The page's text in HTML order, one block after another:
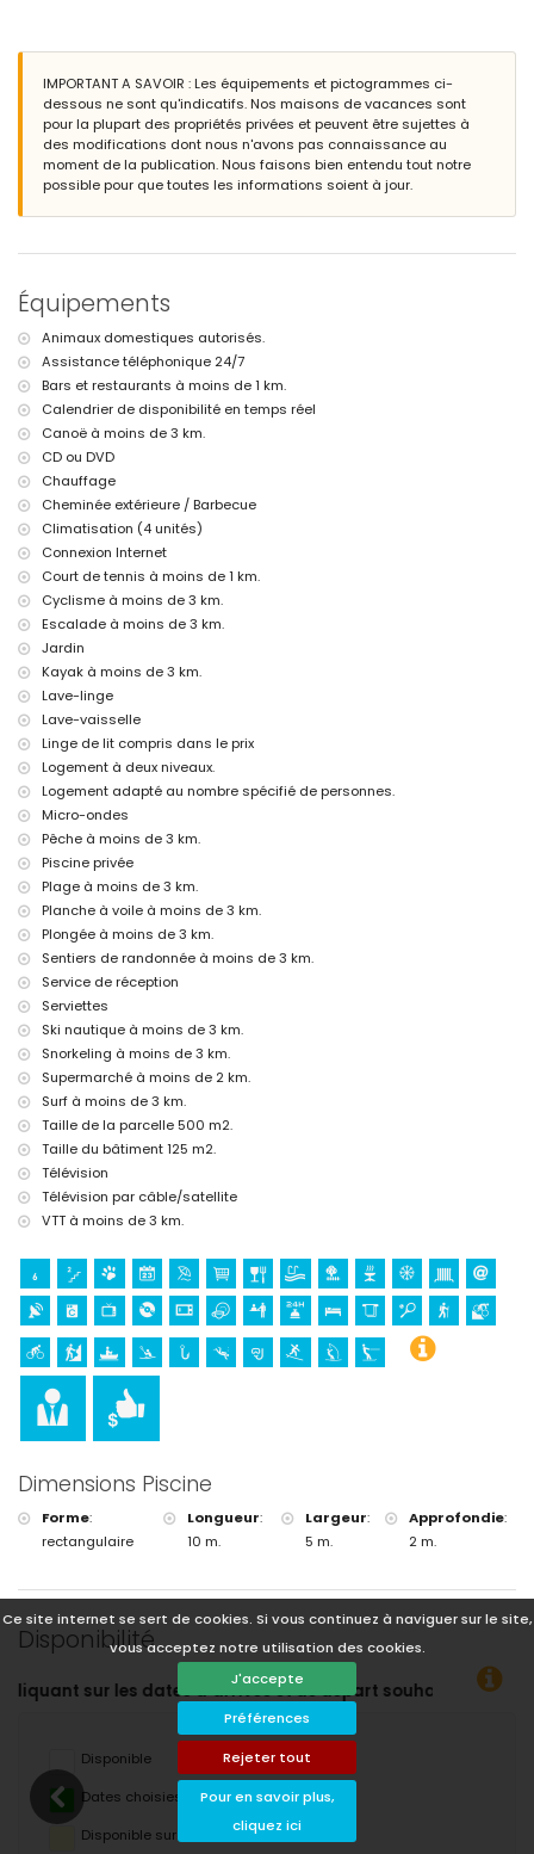
Ce site internet se sert de cookies. Si vous continuez à naviguer sur le site,
vous acceptez notre utilisation des cookies.
J'accepte
Préférences
Rejeter tout
Pour en savoir plus,
cliquez ici
Barbecue
Espace de repos extérieur et espace à manger extérieur
Place de parking commune
Informations supplémentaires
Ville la plus proche : Jávea (à moins de 10 kilomètres de la maison)
Rivière ou rive la plus proche : Méditerranée, Jávea (à moins de 3
Plage la plus proche : La Granadella, Jávea (à moins de 3 kilomètres
Port le plus proche : Duanes del Mar, Jávea (à moins de 10 kilomètres
de la maison)
Parc le plus proche : La Guardia, Jávea (à moins de 3 kilomètres de la
maison)
Aéroport le plus proche : Alicante (à moins de 100 kilomètres de la
maison)
Deuxième aéroport le plus proche : Valence (> 100 kilomètres)
Animaux de compagnie admis
L'hébergement est très adapté pour les familles avec enfants
Installations et services inclus dans le prix de location de cette
maison de vacances
Internet (WiFi)
Aspirateur et fer à repasser avec planche
Linge de lit et serviettes
Service de réception et service d'urgence 24h/24
Chauffage par air et climatisation
Installations et services avec supplément
Lit supplémentaire et lits/couffins pour enfants (sur demande)
Divertissement et activités de loisirs pour vos vacances à Jávea,
Costa Blanca
Bar (à moins de 5 kilomètres de la maison)
Sites et culture à Jávea, Costa Blanca
Musée (Pueblo Histórico, Jávea), église (San Bartolomé, Jávea), ruine
(Pueblo Histórico, Jávea), monument (Pueblo Histórico, Jávea),
bâtiment architectural (Pueblo Histórico, Jávea), lieu historique
(Pueblo Histórico et Jávea) (à moins de 10 kilomètres de
Château (Portal de la Vila et Denia) (à moins de 25 kilomètres de
l'hébergement)
Sports
Tennis (à moins de 1000 mètres de la maison)
Randonnée, VTT, cyclisme, escalade, canoë, kayak, pêche, plongée,
snorkeling, surf, planche à voile et ski nautique (à moins de 5
kilomètres de la maison)
Golf (Club de Golf de Jávea) et équitation (à moins de 10 kilomètres
de la maison)
IMPORTANT A SAVOIR : Les équipements et pictogrammes ci-
dessous ne sont qu'indicatifs. Nos maisons de vacances sont
pour la plupart des propriétés privées et peuvent être sujettes à
des modifications dont nous n'avons pas connaissance au
moment de la publication. Nous faisons bien entendu tout notre
possible pour que toutes les informations soient à jour.
Équipements
Animaux domestiques autorisés.
Assistance téléphonique 24/7
Bars et restaurants à moins de 1 km.
Calendrier de disponibilité en temps réel
Canoë à moins de 3 km.
CD ou DVD
Chauffage
Cheminée extérieure / Barbecue
Climatisation (4 unités)
Connexion Internet
Court de tennis à moins de 1 km.
Cyclisme à moins de 3 km.
Escalade à moins de 3 km.
Jardin
Kayak à moins de 3 km.
Lave-linge
Lave-vaisselle
Linge de lit compris dans le prix
Logement à deux niveaux.
Logement adapté au nombre spécifié de personnes.
Micro-ondes
Pêche à moins de 3 km.
Piscine privée
Plage à moins de 3 km.
Planche à voile à moins de 3 km.
Plongée à moins de 3 km.
Sentiers de randonnée à moins de 3 km.
Service de réception
Serviettes
Ski nautique à moins de 3 km.
Snorkeling à moins de 3 km.
Supermarché à moins de 2 km.
Surf à moins de 3 km.
Taille de la parcelle 500 m2.
Taille du bâtiment 125 m2.
Télévision
Télévision par câble/satellite
VTT à moins de 3 km.
Dimensions Piscine
Forme:
rectangulaire
Longueur:
10 m.
Largeur:
5 m.
Approfondie:
2 m.
Disponibilité
et de départ souhaitées !
Disponible
Dates choisies
Disponible sur demande